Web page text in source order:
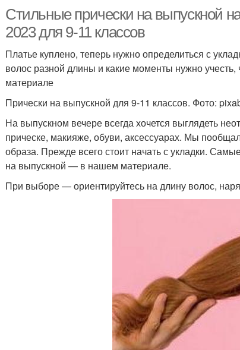
Стильные прически на выпускной
2023 для 9-11 классов
Платье куплено, теперь нужно определиться с
волос разной длины и какие моменты нужно
материале
Прически на выпускной для 9-11 классов. Фото:
На выпускном вечере всегда хочется выглядеть
прическе, макияже, обуви, аксессуарах. Мы
образа. Прежде всего стоит начать с укладки.
на выпускной — в нашем материале.
При выборе — ориентируйтесь на длину волос,